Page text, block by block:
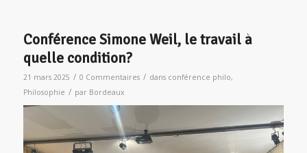
Conférence Simone Weil, le travail à
quelle condition?
21 mars 2025 / 0 Commentaires / dans conférence philo,
Philosophie / par Bordeaux